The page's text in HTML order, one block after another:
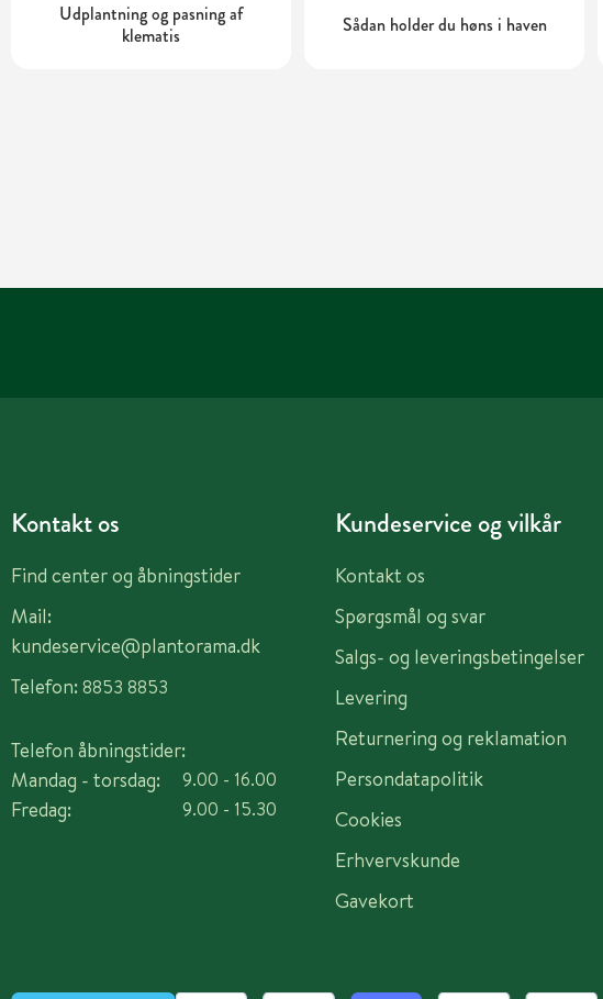
Udplantning og pasning af
klematis
Sådan holder du høns i haven
Kontakt os
Find center og åbningstider
Mail:
kundeservice@plantorama.dk
Telefon: 8853 8853
Telefon åbningstider:
Mandag - torsdag:
Fredag:
9.00 - 16.00
9.00 - 15.30
Kundeservice og vilkår
Kontakt os
Spørgsmål og svar
Salgs- og leveringsbetingelser
Levering
Returnering og reklamation
Persondatapolitik
Cookies
Erhvervskunde
Gavekort